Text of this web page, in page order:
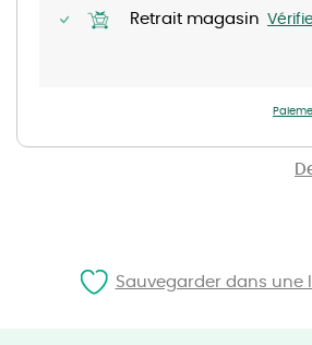
Retrait magasin
Sauvegarder dans une